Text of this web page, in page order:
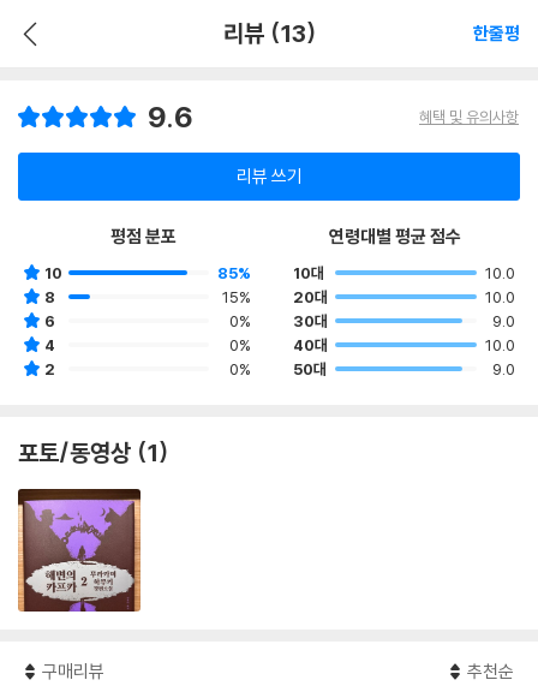
리뷰 (13) 한줄평
9.6 혜택 및 유의사항
리뷰 쓰기
평점 분포
10
85%
8
15%
6
0%
4
0%
2
0%
연령대별 평균 점수
10대
10.0
20대
10.0
30대
9.0
40대
10.0
50대
9.0
포토/동영상 (1)
구매리뷰 추천순